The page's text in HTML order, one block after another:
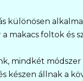
különösen
a makacs foltok és
mindkét
készen állnak a